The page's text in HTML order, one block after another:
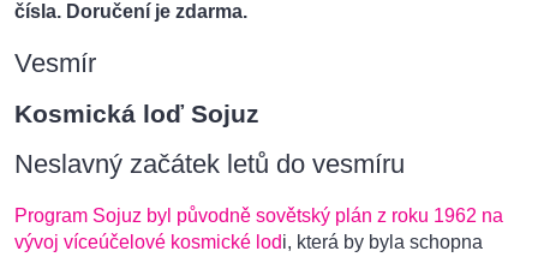
čísla. Doručení je zdarma.
Vesmír
Kosmická loď Sojuz
Neslavný začátek letů do vesmíru
Program Sojuz byl původně sovětský plán z roku 1962 na
vývoj víceúčelové kosmické lodi, která by byla schopna